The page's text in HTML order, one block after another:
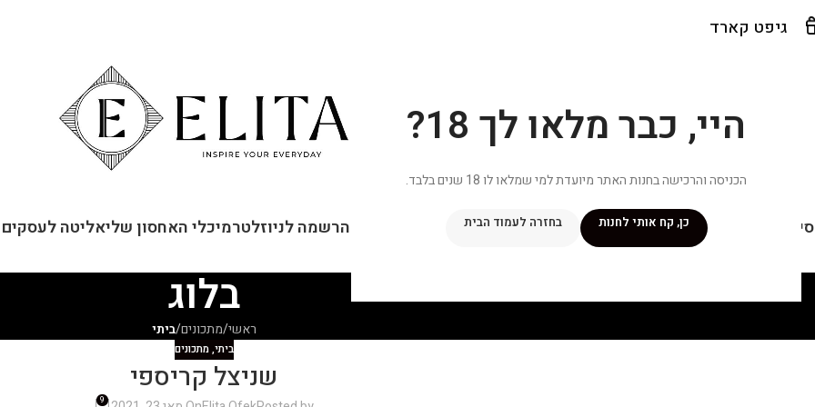
היי, כבר מלאו לך 18?
הכניסה והרכישה בחנות האתר מיועדת למי שמלאו לו 18 שנים בלבד.
כן, קח אותי לחנות בחזרה לעמוד הבית
גיפט קארד
שלי מתכוניםמנוי ״אליטה פלוס״חנותפרסומים במדיה הרשמה לניוזלטרמיכלי האחסון שליאליטה לעסקים
בלוג
ראשי/מתכונים/ביתי
ביתי,מתכונים
שניצל קריספי
9